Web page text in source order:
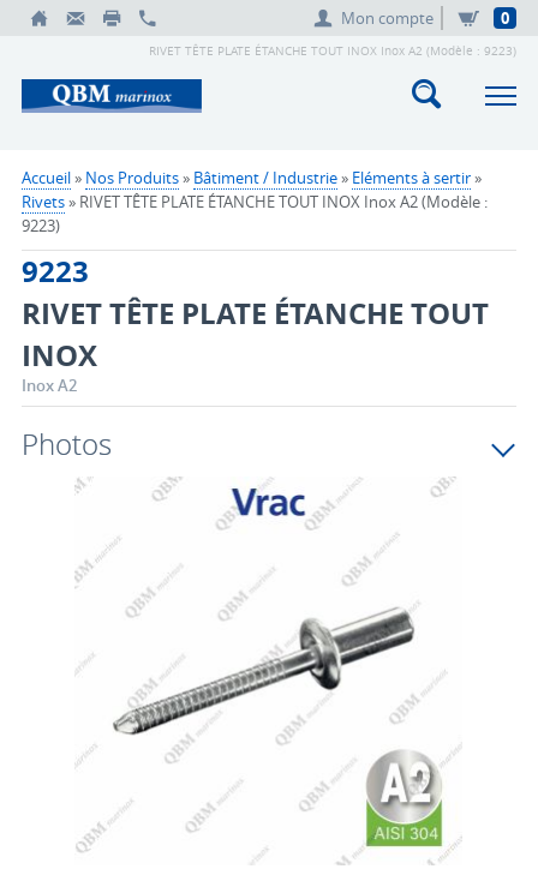
Mon compte 0
RIVET TÊTE PLATE ÉTANCHE TOUT INOX Inox A2 (Modèle : 9223)
Accueil» Nos Produits» Bâtiment / Industrie» Eléments à sertir»
Rivets» RIVET TÊTE PLATE ÉTANCHE TOUT INOX Inox A2 (Modèle :
9223)
9223
RIVET TÊTE PLATE ÉTANCHE TOUT
INOX
Inox A2
Photos